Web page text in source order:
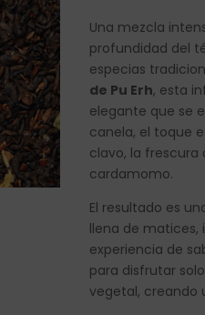
Una mezcla
profundidad del
especias
de Pu Erh, esta
elegante que se
canela, el toque
clavo, la frescura
cardamomo.
El resultado es
llena de matices,
experiencia de
para disfrutar
vegetal, creando